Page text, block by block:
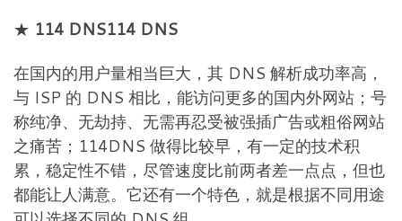
★ 114 DNS114 DNS
在国内的用户量相当巨大，其 DNS 解析成功率高，
与 ISP 的 DNS 相比，能访问更多的国内外网站；号
称纯净、无劫持、无需再忍受被强插广告或粗俗网站
之痛苦；114DNS 做得比较早，有一定的技术积
累，稳定性不错，尽管速度比前两者差一点点，但也
都能让人满意。它还有一个特色，就是根据不同用途